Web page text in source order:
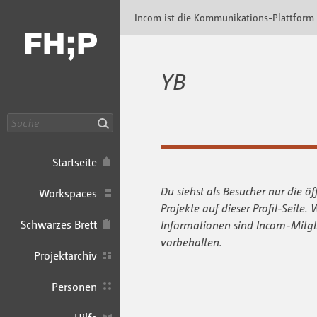
Startseite
Workspaces
Schwarzes Brett
Projektarchiv
Personen
Incom ist die Kommunikations-Plattform
YB
Du siehst als Besucher nur die
Projekte auf dieser Profil-Seite.
Informationen sind Incom-
vorbehalten.